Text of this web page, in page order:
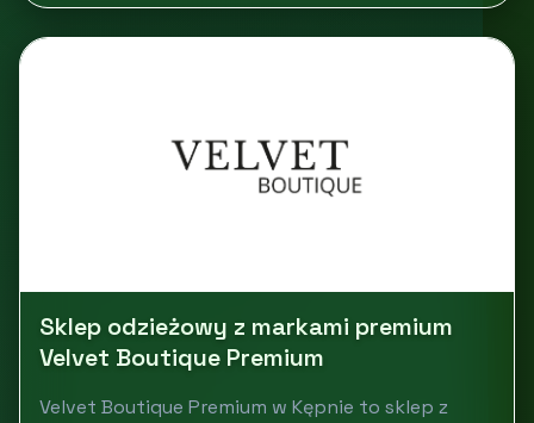
Sklep odzieżowy z markami premium
Velvet Boutique Premium
Velvet Boutique Premium w Kępnie to sklep z